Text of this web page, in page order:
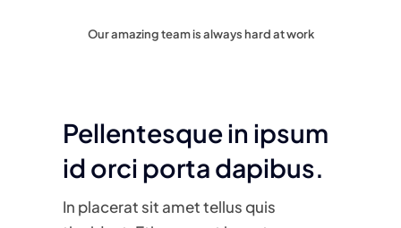
Our amazing team is always hard at work
Pellentesque in ipsum
id orci porta dapibus.
In placerat sit amet tellus quis